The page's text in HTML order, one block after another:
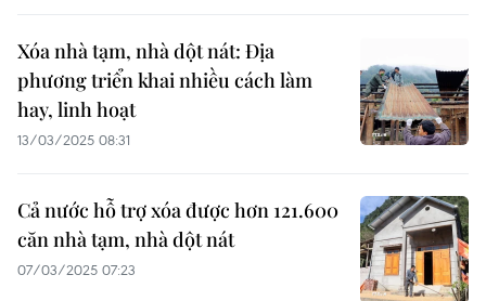
Xóa nhà tạm, nhà dột nát: Địa
phương triển khai nhiều cách làm
hay, linh hoạt
13/03/2025 08:31
Cả nước hỗ trợ xóa được hơn 121.600
căn nhà tạm, nhà dột nát
07/03/2025 07:23